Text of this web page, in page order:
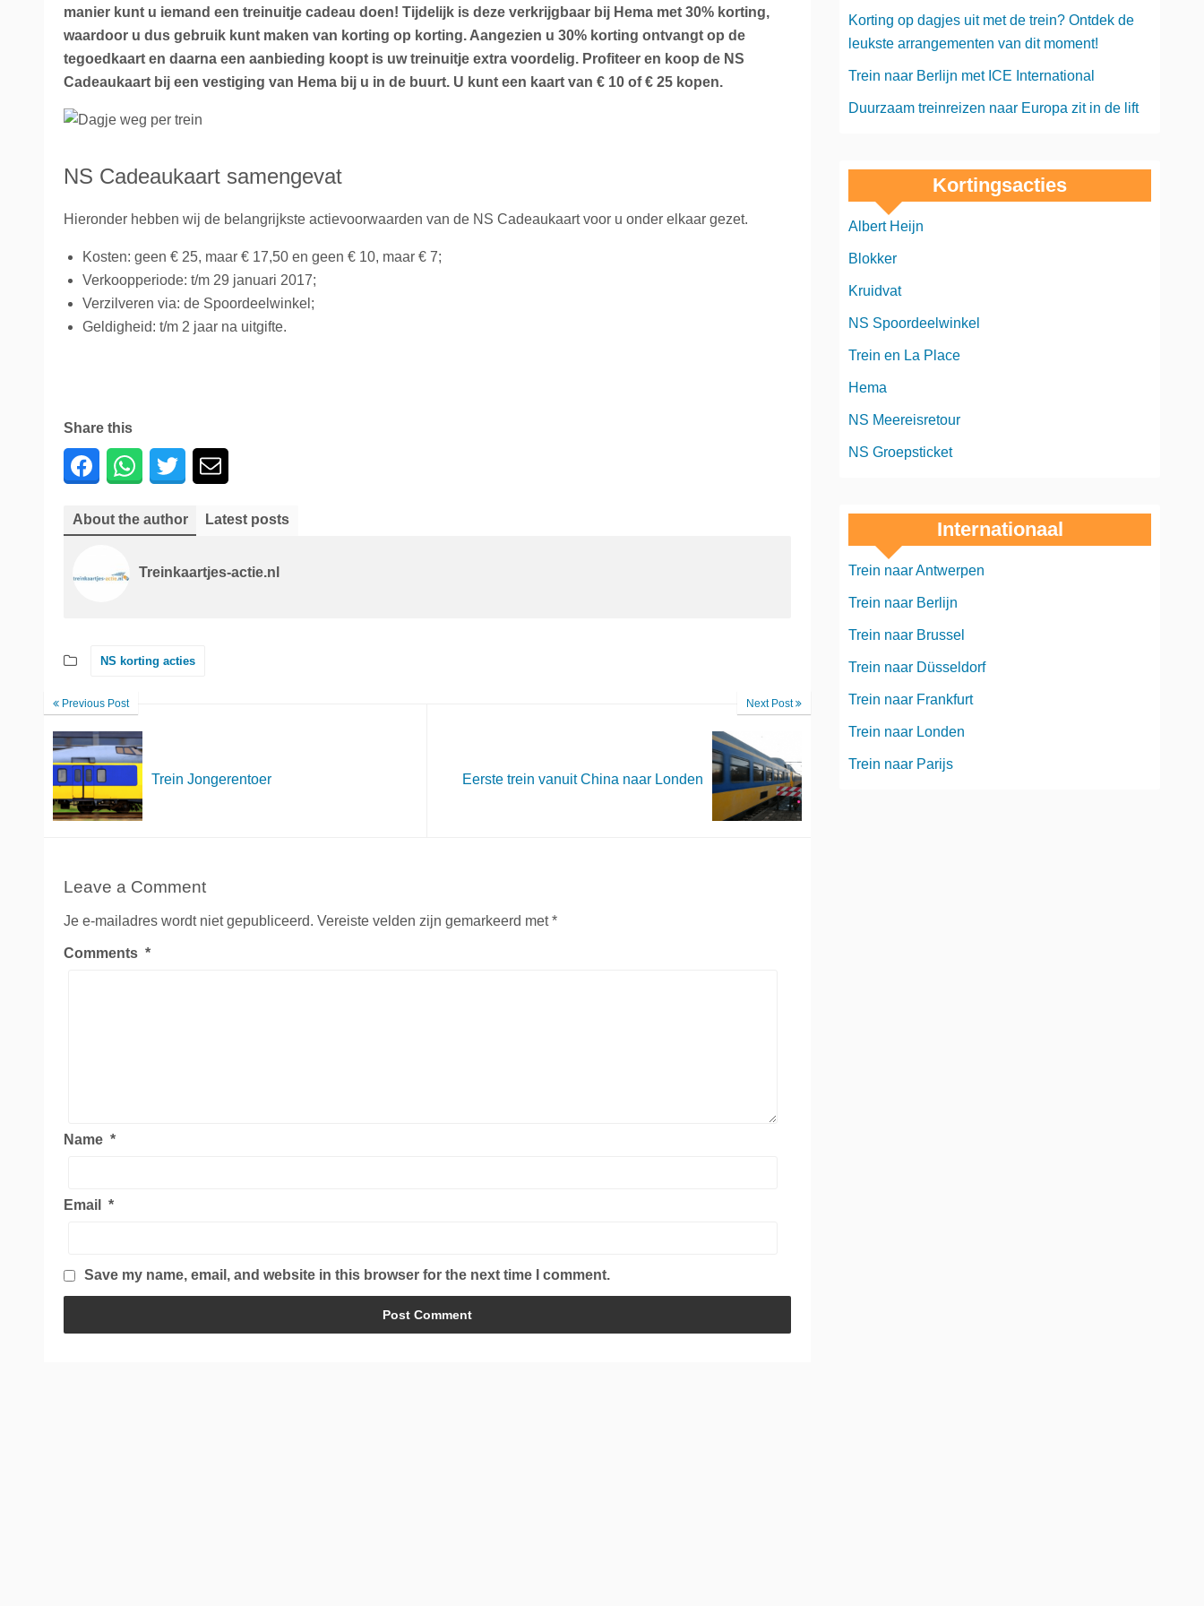
La Place Trein naar Oostenrijk
Polen
manier kunt u iemand een treinuitje cadeau doen! Tijdelijk is deze verkrijgbaar bij Hema met 30% korting,
waardoor u dus gebruik kunt maken van korting op korting. Aangezien u 30% korting ontvangt op de
tegoedkaart en daarna een aanbieding koopt is uw treinuitje extra voordelig. Profiteer en koop de NS
Cadeaukaart bij een vestiging van Hema bij u in de buurt. U kunt een kaart van € 10 of € 25 kopen.
NS Cadeaukaart samengevat
Hieronder hebben wij de belangrijkste actievoorwaarden van de NS Cadeaukaart voor u onder elkaar gezet.
Kosten: geen € 25, maar € 17,50 en geen € 10, maar € 7;
Verkoopperiode: t/m 29 januari 2017;
Verzilveren via: de Spoordeelwinkel;
Geldigheid: t/m 2 jaar na uitgifte.
Share this
About the author Latest posts
Treinkaartjes-actie.nl
NS korting acties
Previous Post
Trein Jongerentoer
Next Post
Eerste trein vanuit China naar Londen
Leave a Comment
Je e-mailadres wordt niet gepubliceerd. Vereiste velden zijn gemarkeerd met*
Comments *
Name *
Email *
Save my name, email, and website in this browser for the next time I comment.
Korting op dagjes uit met de trein? Ontdek de
leukste arrangementen van dit moment!
Trein naar Berlijn met ICE International
Duurzaam treinreizen naar Europa zit in de lift
Kortingsacties
Albert Heijn
Blokker
Kruidvat
NS Spoordeelwinkel
Trein en La Place
Hema
NS Meereisretour
NS Groepsticket
Internationaal
Trein naar Antwerpen
Trein naar Berlijn
Trein naar Brussel
Trein naar Düsseldorf
Trein naar Frankfurt
Trein naar Londen
Trein naar Parijs